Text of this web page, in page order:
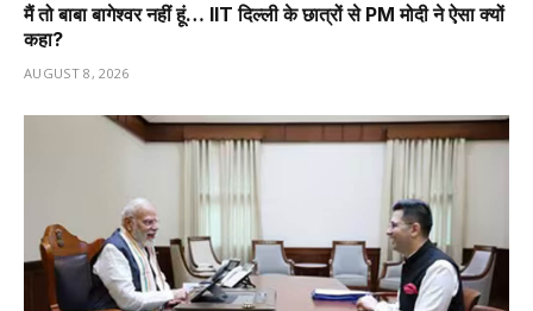
मैं तो बाबा बागेश्वर नहीं हूं… IIT दिल्ली के छात्रों से PM मोदी ने ऐसा क्यों
कहा?
AUGUST 8, 2026